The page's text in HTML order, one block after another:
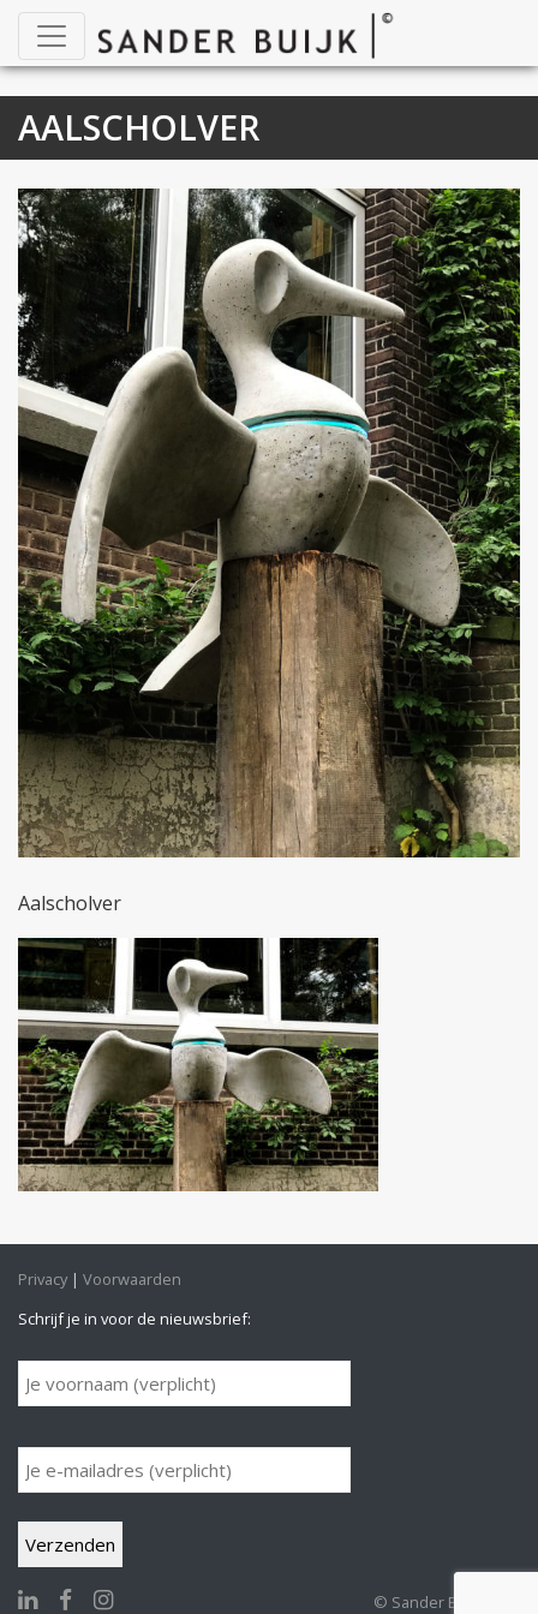
AALSCHOLVER
Aalscholver
Privacy
Voorwaarden
Schrijf je in voor de nieuwsbrief:
© Sander Buijk 2026